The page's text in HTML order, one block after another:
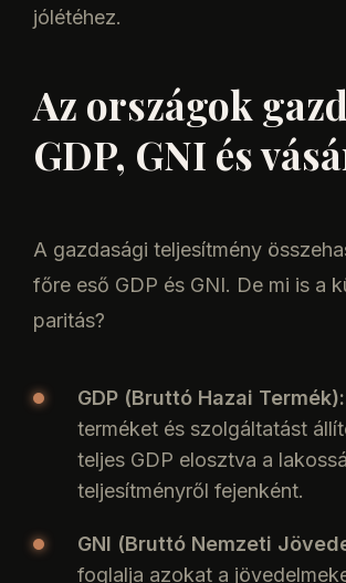
jólétéhez.
Az országok
GDP, GNI és
A gazdasági teljesítmény
főre eső GDP és GNI. De mi is a
paritás?
GDP (Bruttó Hazai Termék):
terméket és szolgáltatást
teljes GDP elosztva a
teljesítményről fejenként.
GNI (Bruttó Nemzeti
foglalja azokat a